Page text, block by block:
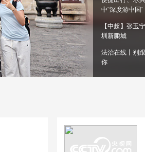
中“深度游中国”
【中超】张玉
圳新鹏城
法治在线丨别
你